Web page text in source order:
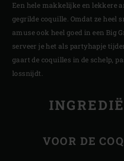
Een hele makkelijke en lekkere
gegrilde coquille. Omdat ze heel
amuse ook heel goed in een Big
serveer je het als partyhapje
gaart de coquilles in de schelp,
lossnijdt.
VOOR DE